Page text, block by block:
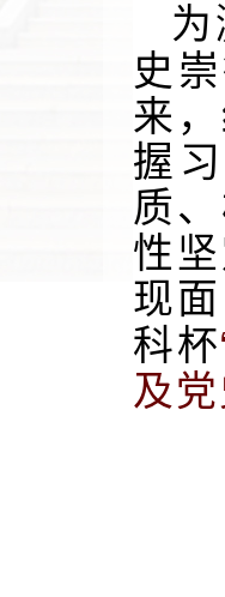
史
来
握
质
性
现
科杯
及